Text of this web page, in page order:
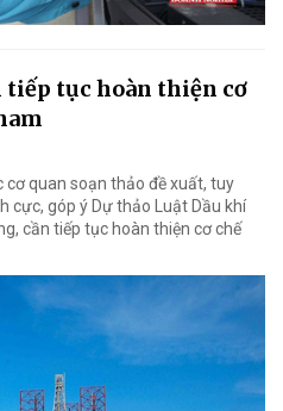
tiếp tục hoàn thiện cơ
quan soạn thảo đề xuất, tuy
cực, góp ý Dự thảo Luật Dầu khí
cần tiếp tục hoàn thiện cơ chế